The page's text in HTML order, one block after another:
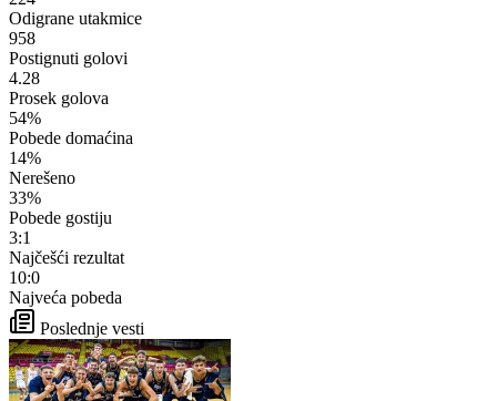
Odigrane utakmice
958
Postignuti golovi
4.28
Prosek golova
54%
Pobede domaćina
14%
Nerešeno
33%
Pobede gostiju
3:1
Najčešći rezultat
10:0
Najveća pobeda
Poslednje vesti